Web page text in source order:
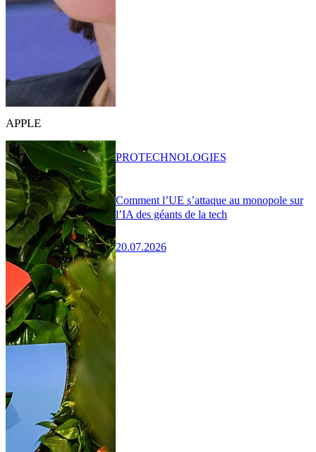
APPLE
Comment l’UE s’attaque au monopole sur
l’IA des géants de la tech
20.07.2026
PROTECHNOLOGIES